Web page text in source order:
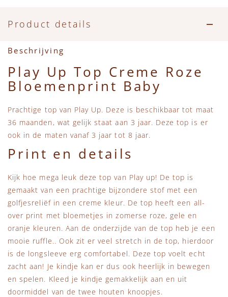
Zwemkleding
Feestkleding
Beren, Speendoekjes en Knuffeldoekjes
Verzorgingsproducten
Beren
Mini Rodini
+1 in the family
New Balance
Piupiuchick
Tiny Cottons
Product details
Beschrijving
Play Up Top Creme Roze
Bloemenprint Baby
Prachtige top van Play Up. Deze is beschikbaar tot maat
36 maanden, wat gelijk staat aan 3 jaar. Deze top is er
ook in de maten vanaf 3 jaar tot 8 jaar.
Print en details
Kijk hoe mega leuk deze top van Play up! De top is
gemaakt van een prachtige bijzondere stof met een
golfjesreliëf in een creme kleur. De top heeft een all-
over print met bloemetjes in zomerse roze, gele en
oranje kleuren. Aan de onderzijde van de top heb je een
mooie ruffle.. Ook zit er veel stretch in de top, hierdoor
is de longsleeve erg comfortabel. Deze top voelt echt
zacht aan! Je kindje kan er dus ook heerlijk in bewegen
en spelen. Kleed je kindje gemakkelijk aan en uit
doormiddel van de twee houten knoopjes.